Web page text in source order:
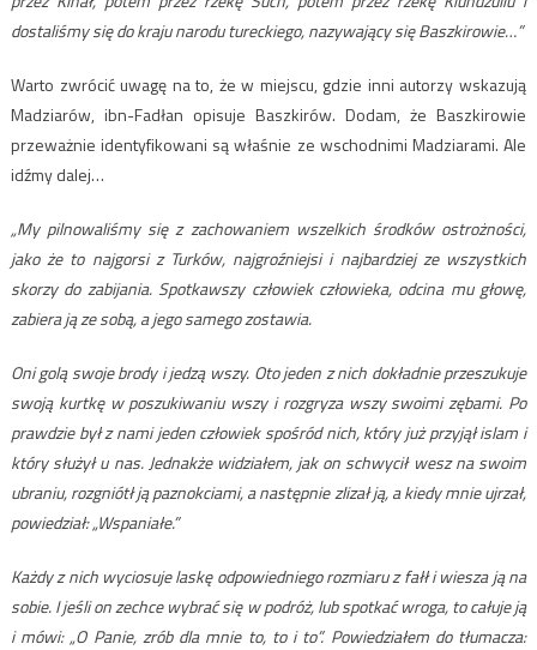
dostaliśmy się do kraju narodu tureckiego, nazywający się Baszkirowie…”
Warto zwrócić uwagę na to, że w miejscu, gdzie inni autorzy wskazują
Madziarów, ibn-Fadłan opisuje Baszkirów. Dodam, że Baszkirowie
przeważnie identyfikowani są właśnie ze wschodnimi Madziarami. Ale
idźmy dalej…
„My pilnowaliśmy się z zachowaniem wszelkich środków ostrożności,
jako że to najgorsi z Turków, najgroźniejsi i najbardziej ze wszystkich
skorzy do zabijania. Spotkawszy człowiek człowieka, odcina mu głowę,
zabiera ją ze sobą, a jego samego zostawia.
Oni golą swoje brody i jedzą wszy. Oto jeden z nich dokładnie przeszukuje
swoją kurtkę w poszukiwaniu wszy i rozgryza wszy swoimi zębami. Po
prawdzie był z nami jeden człowiek spośród nich, który już przyjął islam i
który służył u nas. Jednakże widziałem, jak on schwycił wesz na swoim
ubraniu, rozgniótł ją paznokciami, a następnie zlizał ją, a kiedy mnie ujrzał,
powiedział: „Wspaniałe.”
Każdy z nich wyciosuje laskę odpowiedniego rozmiaru z fałł i wiesza ją na
sobie. I jeśli on zechce wybrać się w podróż, lub spotkać wroga, to całuje ją
i mówi: „O Panie, zrób dla mnie to, to i to”. Powiedziałem do tłumacza: